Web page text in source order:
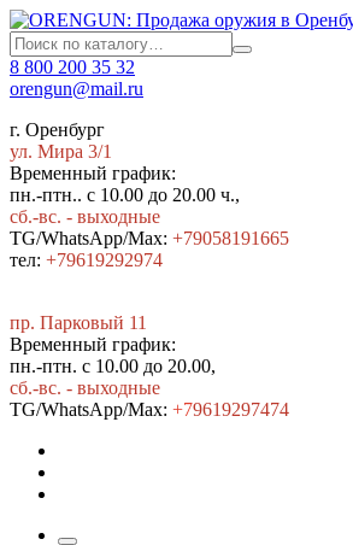
8 800 200 35 32
orengun@mail.ru
г. Оренбург
ул. Мира 3/1
Временный график:
пн.-птн.. с 10.00 до 20.00 ч.,
сб.-вс. - выходные
TG/WhatsApp/Max: +79058191665
тел: +79619292974
пр. Парковый 11
Временный график:
пн.-птн. с 10.00 до 20.00,
сб.-вс. - выходные
TG/WhatsApp/Max: +79619297474